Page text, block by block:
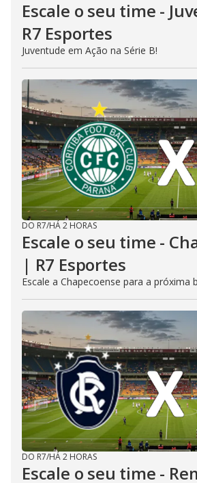
Escale o seu time -
R7 Esportes
Juventude em Ação na Série B!
DO R7/HÁ 2 HORAS
Escale o seu time -
| R7 Esportes
Escale a Chapecoense para a próxima
DO R7/HÁ 2 HORAS
Escale o seu time -